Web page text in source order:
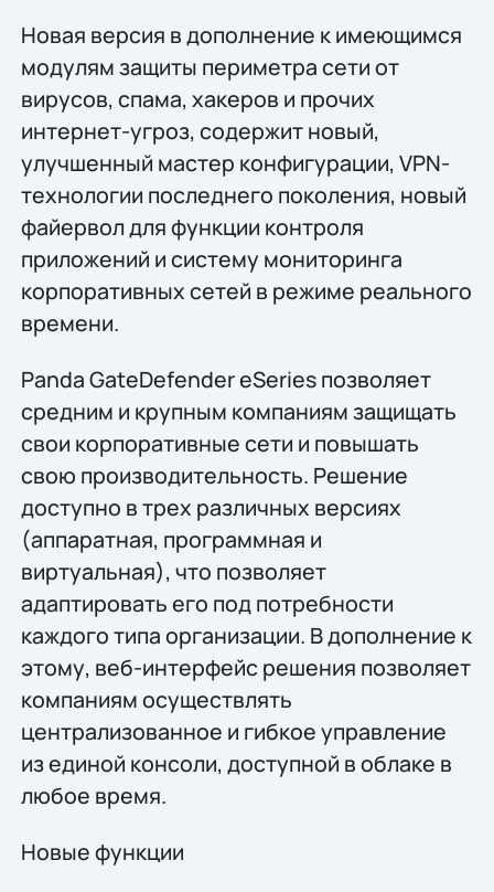
Новая версия в дополнение к имеющимся
модулям защиты периметра сети от
вирусов, спама, хакеров и прочих
интернет-угроз, содержит новый,
улучшенный мастер конфигурации, VPN-
технологии последнего поколения, новый
файервол для функции контроля
приложений и систему мониторинга
корпоративных сетей в режиме реального
времени.
Panda GateDefender eSeries позволяет
средним и крупным компаниям защищать
свои корпоративные сети и повышать
свою производительность. Решение
доступно в трех различных версиях
(аппаратная, программная и
виртуальная), что позволяет
адаптировать его под потребности
каждого типа организации. В дополнение к
этому, веб-интерфейс решения позволяет
компаниям осуществлять
централизованное и гибкое управление
из единой консоли, доступной в облаке в
любое время.
Новые функции